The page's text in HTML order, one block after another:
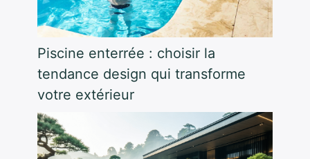
Piscine enterrée : choisir la
tendance design qui transforme
votre extérieur